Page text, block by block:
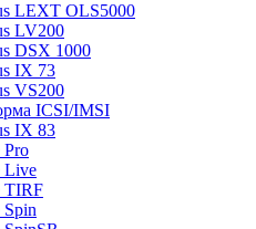
LEXT OLS5000
LV200
DSX 1000
IX 73
VS200
ICSI/IMSI
IX 83
Live
TIRF